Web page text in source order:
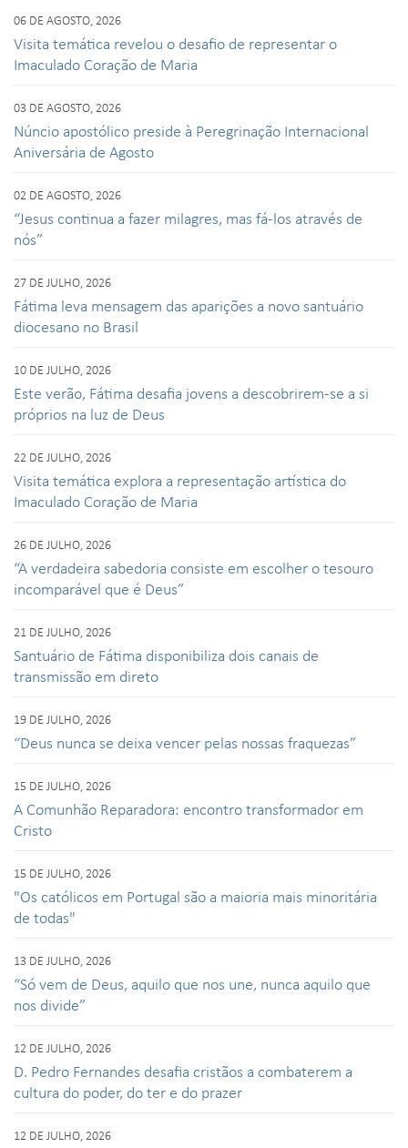
06 DE AGOSTO, 2026
Visita temática revelou o desafio de representar o
Imaculado Coração de Maria
03 DE AGOSTO, 2026
Núncio apostólico preside à Peregrinação Internacional
Aniversária de Agosto
02 DE AGOSTO, 2026
“Jesus continua a fazer milagres, mas fá-los através de
nós”
27 DE JULHO, 2026
Fátima leva mensagem das aparições a novo santuário
diocesano no Brasil
10 DE JULHO, 2026
Este verão, Fátima desafia jovens a descobrirem-se a si
próprios na luz de Deus
22 DE JULHO, 2026
Visita temática explora a representação artística do
Imaculado Coração de Maria
26 DE JULHO, 2026
“A verdadeira sabedoria consiste em escolher o tesouro
incomparável que é Deus”
21 DE JULHO, 2026
Santuário de Fátima disponibiliza dois canais de
transmissão em direto
19 DE JULHO, 2026
“Deus nunca se deixa vencer pelas nossas fraquezas”
15 DE JULHO, 2026
A Comunhão Reparadora: encontro transformador em
Cristo
15 DE JULHO, 2026
"Os católicos em Portugal são a maioria mais minoritária
de todas"
13 DE JULHO, 2026
“Só vem de Deus, aquilo que nos une, nunca aquilo que
nos divide”
12 DE JULHO, 2026
D. Pedro Fernandes desafia cristãos a combaterem a
cultura do poder, do ter e do prazer
12 DE JULHO, 2026